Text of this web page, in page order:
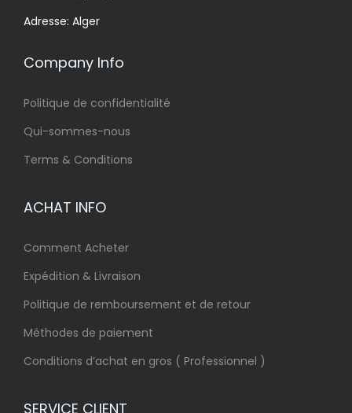
Adresse: Alger
Company Info
Politique de confidentialité
Qui-sommes-nous
Terms & Conditions
ACHAT INFO
Comment Acheter
Expédition & Livraison
Politique de remboursement et de retour
Méthodes de paiement
Conditions d’achat en gros ( Professionnel )
SERVICE CLIENT